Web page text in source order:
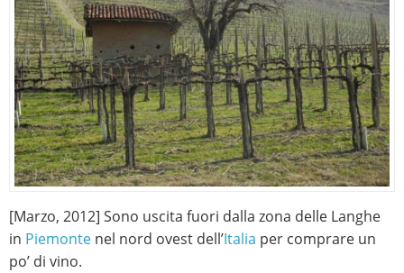
[Marzo, 2012] Sono uscita fuori dalla zona delle Langhe
in Piemonte nel nord ovest dell’Italia per comprare un
po’ di vino.